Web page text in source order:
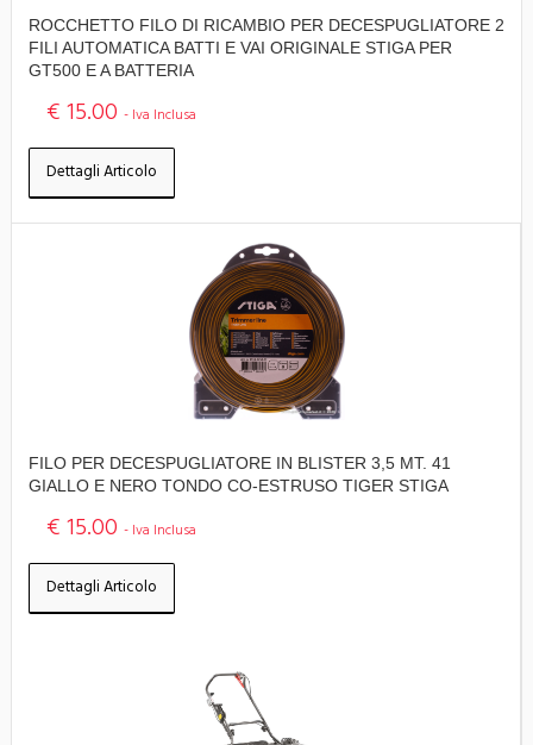
ROCCHETTO FILO DI RICAMBIO PER DECESPUGLIATORE 2
FILI AUTOMATICA BATTI E VAI ORIGINALE STIGA PER
GT500 E A BATTERIA
€ 15.00 - Iva Inclusa
Dettagli Articolo
FILO PER DECESPUGLIATORE IN BLISTER 3,5 MT. 41
GIALLO E NERO TONDO CO-ESTRUSO TIGER STIGA
€ 15.00 - Iva Inclusa
Dettagli Articolo